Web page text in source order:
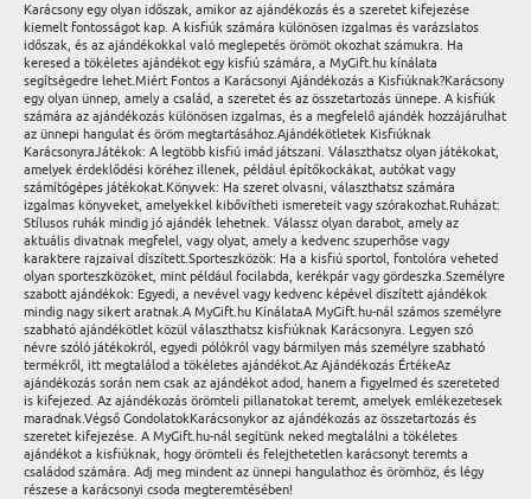
Karácsony egy olyan időszak, amikor az ajándékozás és a szeretet kifejezése
kiemelt fontosságot kap. A kisfiúk számára különösen izgalmas és varázslatos
időszak, és az ajándékokkal való meglepetés örömöt okozhat számukra. Ha
keresed a tökéletes ajándékot egy kisfiú számára, a MyGift.hu kínálata
segítségedre lehet.Miért Fontos a Karácsonyi Ajándékozás a Kisfiúknak?Karácsony
egy olyan ünnep, amely a család, a szeretet és az összetartozás ünnepe. A kisfiúk
számára az ajándékozás különösen izgalmas, és a megfelelő ajándék hozzájárulhat
az ünnepi hangulat és öröm megtartásához.Ajándékötletek Kisfiúknak
KarácsonyraJátékok: A legtöbb kisfiú imád játszani. Választhatsz olyan játékokat,
amelyek érdeklődési köréhez illenek, például építőkockákat, autókat vagy
számítógépes játékokat.Könyvek: Ha szeret olvasni, választhatsz számára
izgalmas könyveket, amelyekkel kibővítheti ismereteit vagy szórakozhat.Ruházat:
Stílusos ruhák mindig jó ajándék lehetnek. Válassz olyan darabot, amely az
aktuális divatnak megfelel, vagy olyat, amely a kedvenc szuperhőse vagy
karaktere rajzaival díszített.Sporteszközök: Ha a kisfiú sportol, fontolóra veheted
olyan sporteszközöket, mint például focilabda, kerékpár vagy gördeszka.Személyre
szabott ajándékok: Egyedi, a nevével vagy kedvenc képével díszített ajándékok
mindig nagy sikert aratnak.A MyGift.hu KínálataA MyGift.hu-nál számos személyre
szabható ajándékötlet közül választhatsz kisfiúknak Karácsonyra. Legyen szó
névre szóló játékokról, egyedi pólókról vagy bármilyen más személyre szabható
termékről, itt megtalálod a tökéletes ajándékot.Az Ajándékozás ÉrtékeAz
ajándékozás során nem csak az ajándékot adod, hanem a figyelmed és szereteted
is kifejezed. Az ajándékozás örömteli pillanatokat teremt, amelyek emlékezetesek
maradnak.Végső GondolatokKarácsonykor az ajándékozás az összetartozás és
szeretet kifejezése. A MyGift.hu-nál segítünk neked megtalálni a tökéletes
ajándékot a kisfiúknak, hogy örömteli és felejthetetlen karácsonyt teremts a
családod számára. Adj meg mindent az ünnepi hangulathoz és örömhöz, és légy
részese a karácsonyi csoda megteremtésében!